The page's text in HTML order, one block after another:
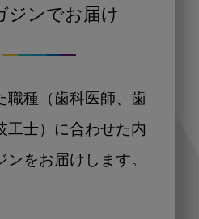
ジンでお届け
職種（歯科医師、歯
工士）に合わせた内
をお届けします。